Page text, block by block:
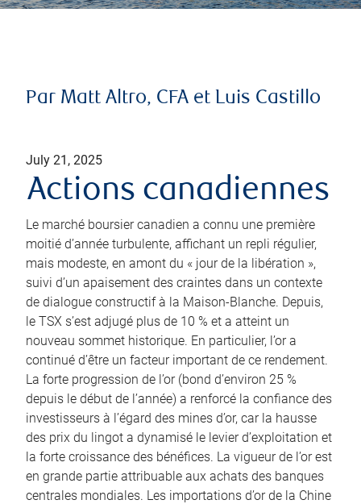
Par Matt Altro, CFA et Luis Castillo
July 21, 2025
Actions canadiennes
Le marché boursier canadien a connu une première
moitié d’année turbulente, affichant un repli régulier,
mais modeste, en amont du « jour de la libération »,
suivi d’un apaisement des craintes dans un contexte
de dialogue constructif à la Maison-Blanche. Depuis,
le TSX s’est adjugé plus de 10 % et a atteint un
nouveau sommet historique. En particulier, l’or a
continué d’être un facteur important de ce rendement.
La forte progression de l’or (bond d’environ 25 %
depuis le début de l’année) a renforcé la confiance des
investisseurs à l’égard des mines d’or, car la hausse
des prix du lingot a dynamisé le levier d’exploitation et
la forte croissance des bénéfices. La vigueur de l’or est
en grande partie attribuable aux achats des banques
centrales mondiales. Les importations d’or de la Chine